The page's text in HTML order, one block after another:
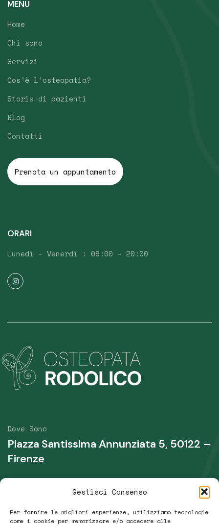
Gestisci Consenso
Per fornire le migliori esperienze, utilizziamo tecnologie
come i cookie per memorizzare e/o accedere alle
MENU
Home
Chi sono
Servizi
Cos’è l’osteopatia?
Storie di pazienti
Blog
Contatti
Prenota un appuntamento
ORARI
Lunedì - Venerdì : 08:00 - 20:00
Dove Sono
Piazza Santissima Annunziata 5, 50122 –
Firenze
+39 339 431 0135
Email